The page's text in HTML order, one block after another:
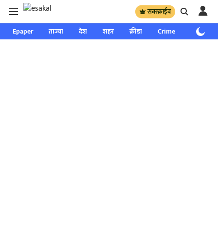
सबस्क्राईब
Epaper ताज्या देश शहर क्रीडा Crime साप्ताहिक